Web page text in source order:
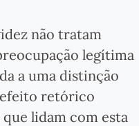
não tratam
legítima
a uma distinção
efeito retórico
lidam com esta